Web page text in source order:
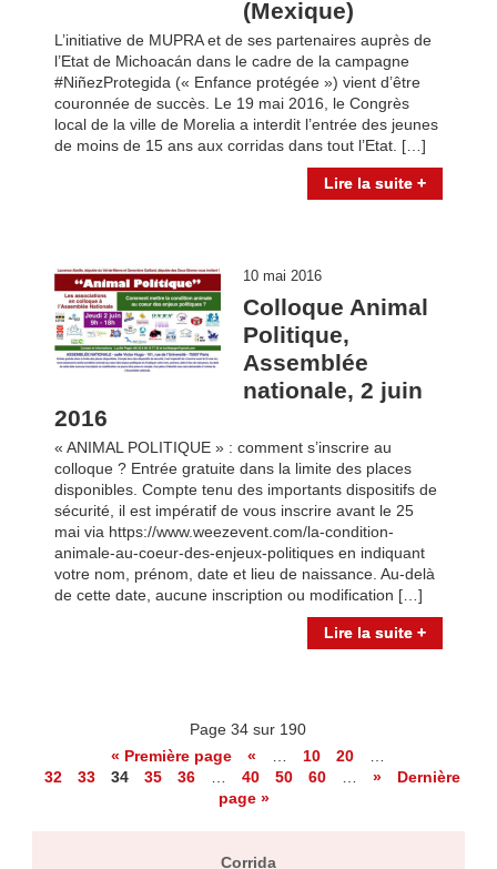
(Mexique)
L’initiative de MUPRA et de ses partenaires auprès de
l’Etat de Michoacán dans le cadre de la campagne
#NiñezProtegida (« Enfance protégée ») vient d’être
couronnée de succès. Le 19 mai 2016, le Congrès
local de la ville de Morelia a interdit l’entrée des jeunes
de moins de 15 ans aux corridas dans tout l’Etat. […]
Lire la suite +
10 mai 2016
Colloque Animal
Politique,
Assemblée
nationale, 2 juin
2016
« ANIMAL POLITIQUE » : comment s’inscrire au
colloque ? Entrée gratuite dans la limite des places
disponibles. Compte tenu des importants dispositifs de
sécurité, il est impératif de vous inscrire avant le 25
mai via https://www.weezevent.com/la-condition-
animale-au-coeur-des-enjeux-politiques en indiquant
votre nom, prénom, date et lieu de naissance. Au-delà
de cette date, aucune inscription ou modification […]
Lire la suite +
Page 34 sur 190
« Première page
« 10 20
32
33 34 35 36 40 50 60 »
Dernière
page »
Corrida